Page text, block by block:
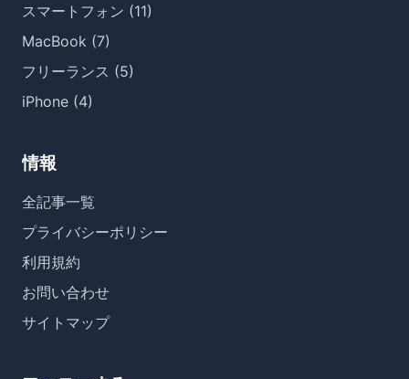
スマートフォン (11)
MacBook (7)
フリーランス (5)
iPhone (4)
情報
全記事一覧
プライバシーポリシー
利用規約
お問い合わせ
サイトマップ